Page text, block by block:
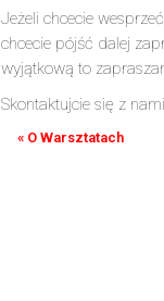
Jeżeli chcecie
chcecie pójść dalej
wyjątkową to
Skontaktujcie się z
« O Warsztatach